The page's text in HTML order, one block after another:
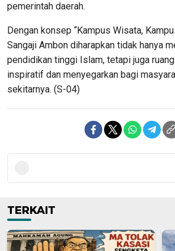
pemerintah daerah.
Dengan konsep “Kampus Wisata,
Sangaji Ambon diharapkan tidak hanya
pendidikan tinggi Islam, tetapi juga
inspiratif dan menyegarkan bagi
sekitarnya. (S-04)
TERKAIT